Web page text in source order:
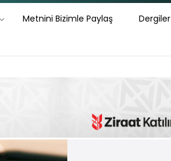
Metnini Bizimle Paylaş Dergiler